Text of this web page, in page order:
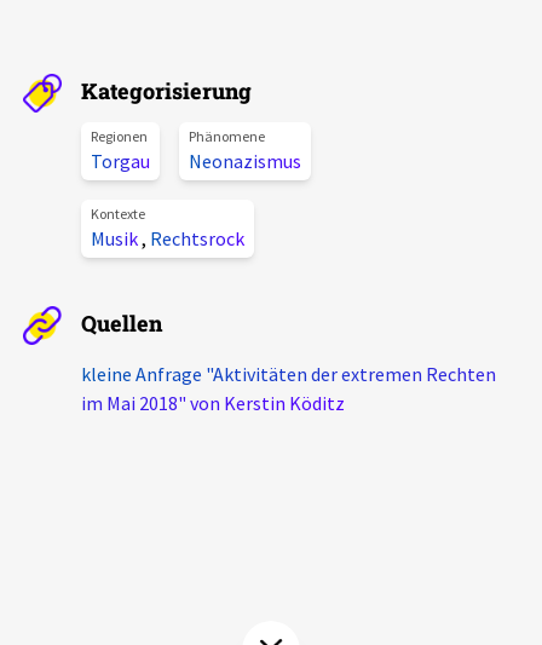
Aktuelles
Veranstaltungen
Podcasts
Über uns
Kontakt
Unterstützer_innen
Spenden
Kategorisierung
Regionen
Torgau
Phänomene
Neonazismus
Kontexte
Musik, Rechtsrock
Quellen
kleine Anfrage "Aktivitäten der extremen Rechten
im Mai 2018" von Kerstin Köditz